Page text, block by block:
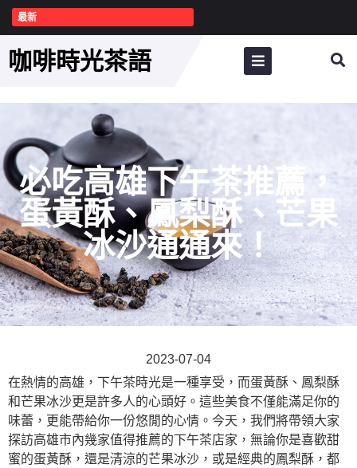
最新
咖啡時光茶語
必吃高雄下午茶推薦，
蛋黃酥、鳳梨酥、芒果
冰沙通通來！
2023-07-04
在熱情的高雄，下午茶時光是一種享受，而蛋黃酥、鳳梨酥
和芒果冰沙更是許多人的心頭好。這些美食不僅能滿足你的
味蕾，更能帶給你一份悠閒的心情。今天，我們將帶領大家
探訪高雄市內幾家值得推薦的下午茶店家，無論你是喜歡甜
蜜的蛋黃酥，還是清涼的芒果冰沙，或是經典的鳳梨酥，都